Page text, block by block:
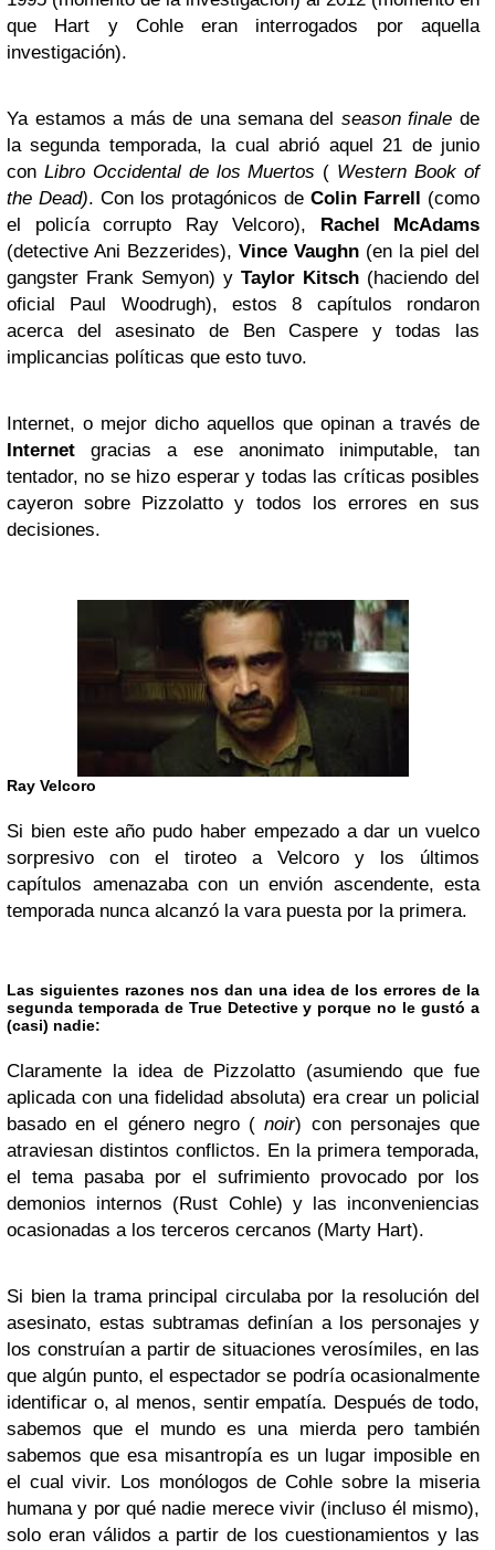
que Hart y Cohle eran interrogados por aquella
investigación).
Ya estamos a más de una semana del season finalede
la segunda temporada, la cual abrió aquel 21 de junio
con Libro Occidental de los Muertos ( Western Book of
the Dead). Con los protagónicos de Colin Farrell (como
el policía corrupto Ray Velcoro), Rachel McAdams
(detective Ani Bezzerides), Vince Vaughn (en la piel del
gangster Frank Semyon) y Taylor Kitsch (haciendo del
oficial Paul Woodrugh), estos 8 capítulos rondaron
acerca del asesinato de Ben Caspere y todas las
implicancias políticas que esto tuvo.
Internet, o mejor dicho aquellos que opinan a través de
Internet gracias a ese anonimato inimputable, tan
tentador, no se hizo esperar y todas las críticas posibles
cayeron sobre Pizzolatto y todos los errores en sus
decisiones.
Ray Velcoro
Si bien este año pudo haber empezado a dar un vuelco
sorpresivo con el tiroteo a Velcoro y los últimos
capítulos amenazaba con un envión ascendente, esta
temporada nunca alcanzó la vara puesta por la primera.
Las siguientes razones nos dan una idea de los errores de la
segunda temporada de True Detective y porque no le gustó a
(casi) nadie:
Claramente la idea de Pizzolatto (asumiendo que fue
aplicada con una fidelidad absoluta) era crear un policial
basado en el género negro (noir) con personajes que
atraviesan distintos conflictos. En la primera temporada,
el tema pasaba por el sufrimiento provocado por los
demonios internos (Rust Cohle) y las inconveniencias
ocasionadas a los terceros cercanos (Marty Hart).
Si bien la trama principal circulaba por la resolución del
asesinato, estas subtramas definían a los personajes y
los construían a partir de situaciones verosímiles, en las
que algún punto, el espectador se podría ocasionalmente
identificar o, al menos, sentir empatía. Después de todo,
sabemos que el mundo es una mierda pero también
sabemos que esa misantropía es un lugar imposible en
el cual vivir. Los monólogos de Cohle sobre la miseria
humana y por qué nadie merece vivir (incluso él mismo),
solo eran válidos a partir de los cuestionamientos y las